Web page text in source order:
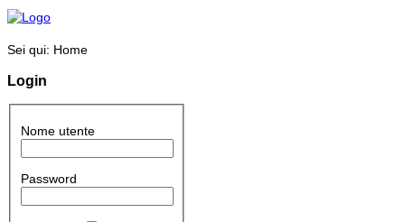
Sei qui: Home
Login
Nome utente
Password